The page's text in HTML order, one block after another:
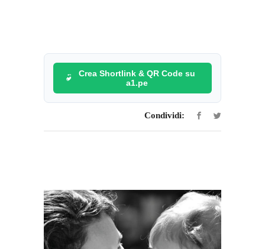
Crea Shortlink & QR Code su
a1.pe
Condividi: